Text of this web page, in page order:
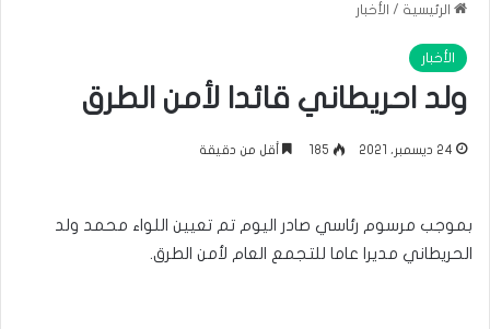
الرئيسية / الأخبار
الأخبار
ولد احريطاني قائدا لأمن الطرق
24 ديسمبر، 2021 185 أقل من دقيقة
بموجب مرسوم رئاسي صادر اليوم تم تعيين اللواء محمد ولد
الحريطاني مديرا عاما للتجمع العام لأمن الطرق.